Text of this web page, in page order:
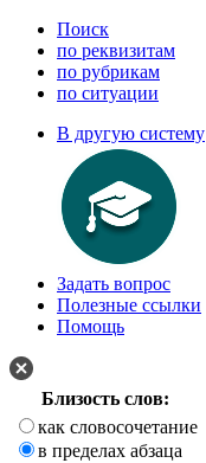
Поиск
по реквизитам
по рубрикам
по ситуации
В другую систему
Задать вопрос
Полезные ссылки
Помощь
Близость слов:
как словосочетание
в пределах абзаца